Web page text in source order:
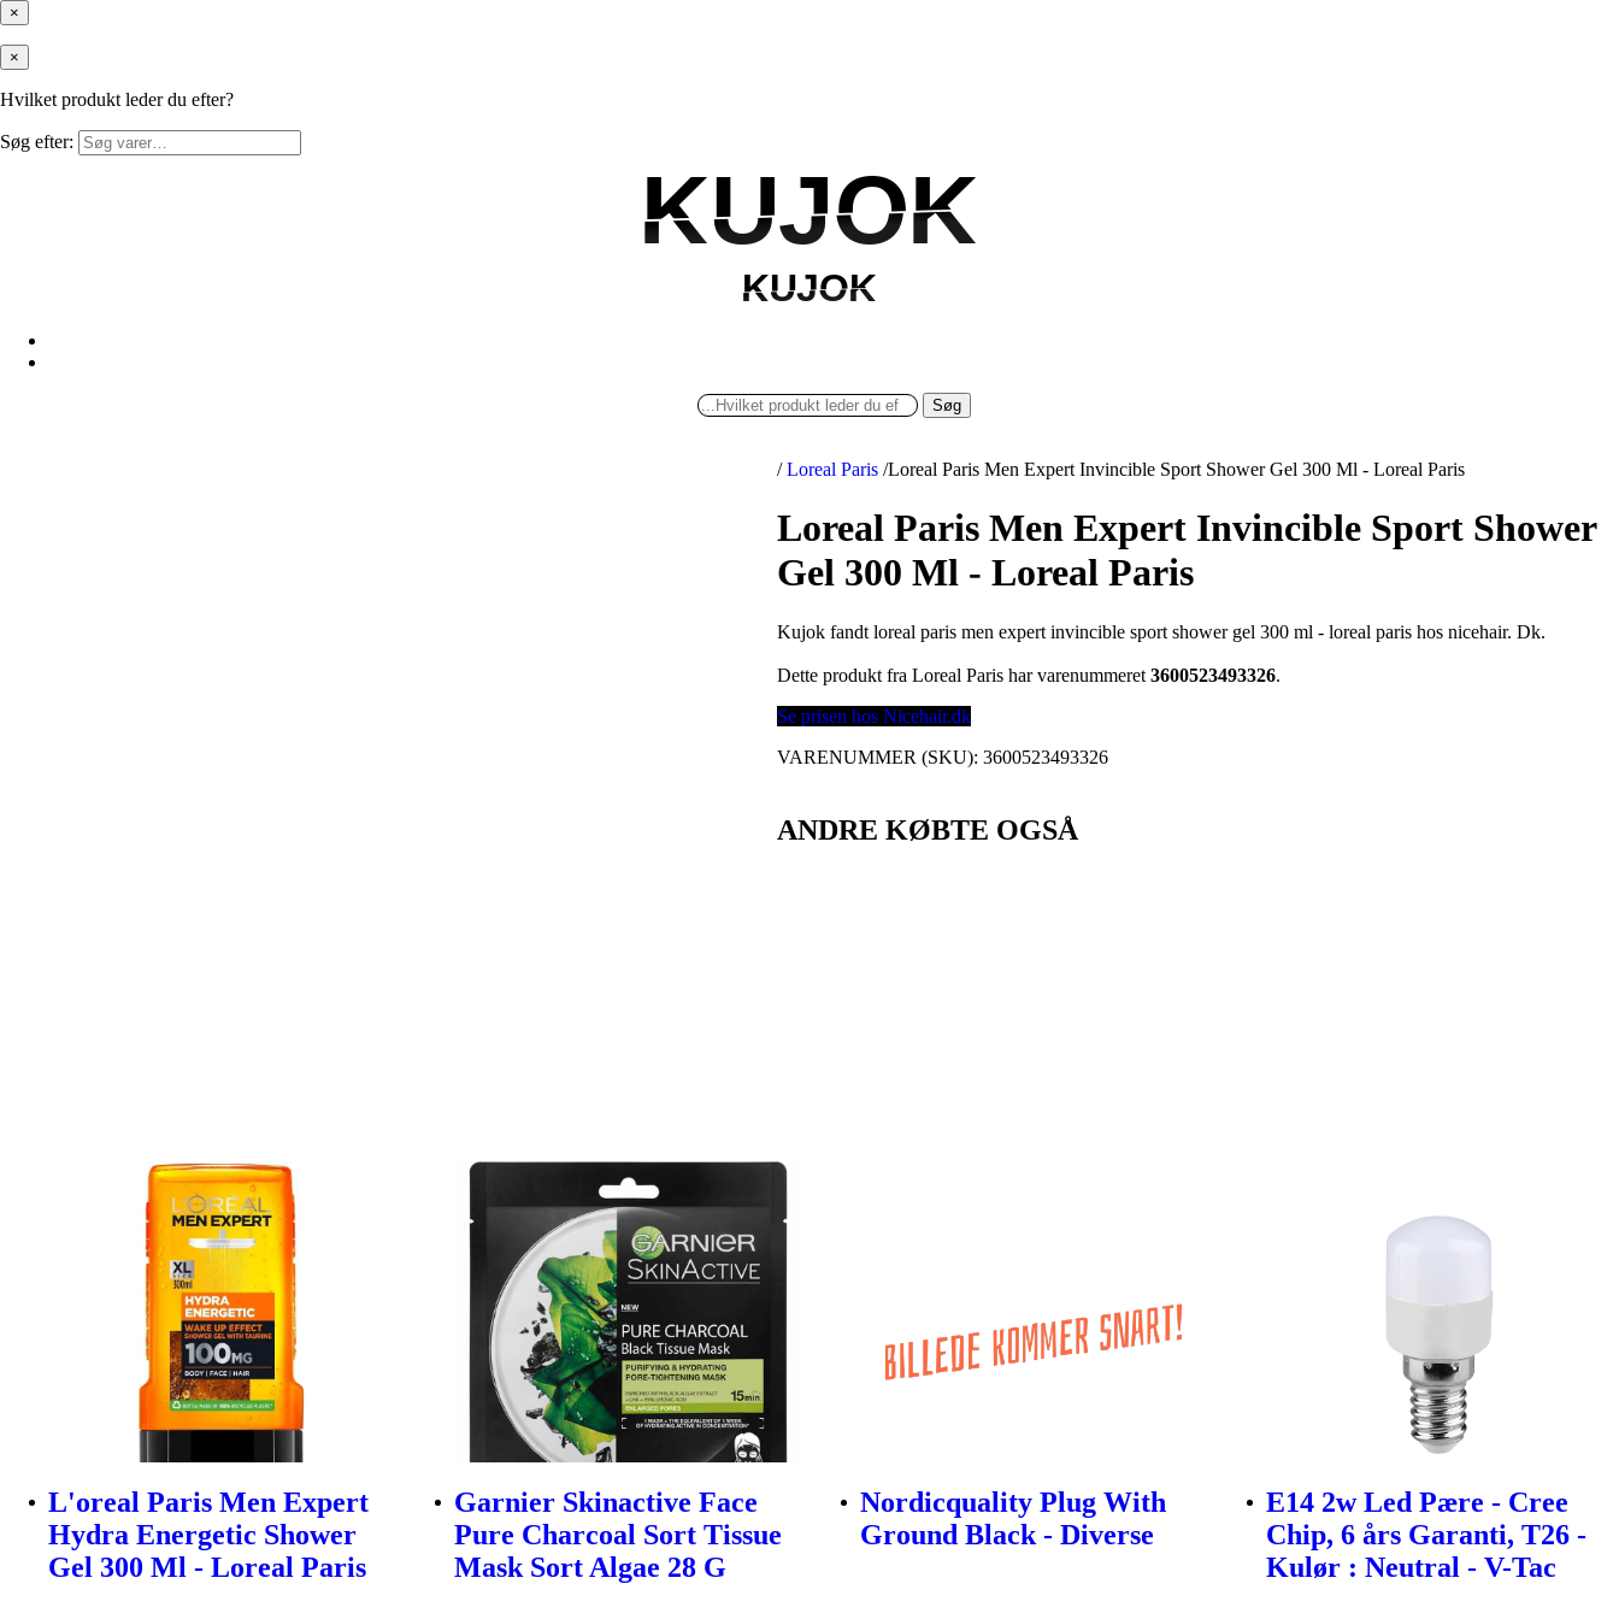
×
×
Hvilket produkt leder du efter?
Søg efter:
KUJOK
KUJOK
KUJOK
KUJOK
Søg
/ Loreal Paris /Loreal Paris Men Expert Invincible Sport Shower Gel 300 Ml - Loreal Paris
Loreal Paris Men Expert Invincible Sport Shower
Gel 300 Ml - Loreal Paris
Kujok fandt loreal paris men expert invincible sport shower gel 300 ml - loreal paris hos nicehair. Dk.
Dette produkt fra Loreal Paris har varenummeret3600523493326.
Se prisen hos Nicehair.dk
VARENUMMER (SKU):3600523493326
ANDRE KØBTE OGSÅ
L'oreal Paris Men Expert
Hydra Energetic Shower
Gel 300 Ml - Loreal Paris
Garnier Skinactive Face
Pure Charcoal Sort Tissue
Mask Sort Algae 28 G
Nordicquality Plug With
Ground Black - Diverse
E14 2w Led Pære - Cree
Chip, 6 års Garanti, T26 -
Kulør : Neutral - V-Tac